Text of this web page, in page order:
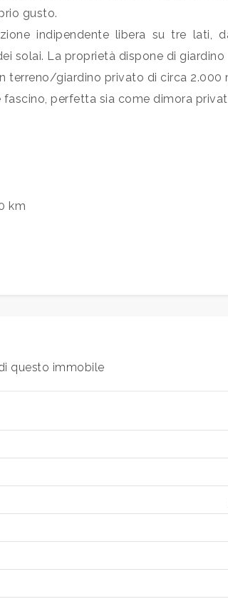
gusto.
indipendente libera su tre lati,
solai. La proprietà dispone di
terreno/giardino privato di circa
fascino, perfetta sia come dimora
km
questo immobile